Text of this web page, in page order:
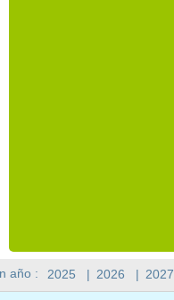
año : 2025 | 2026 | 2027